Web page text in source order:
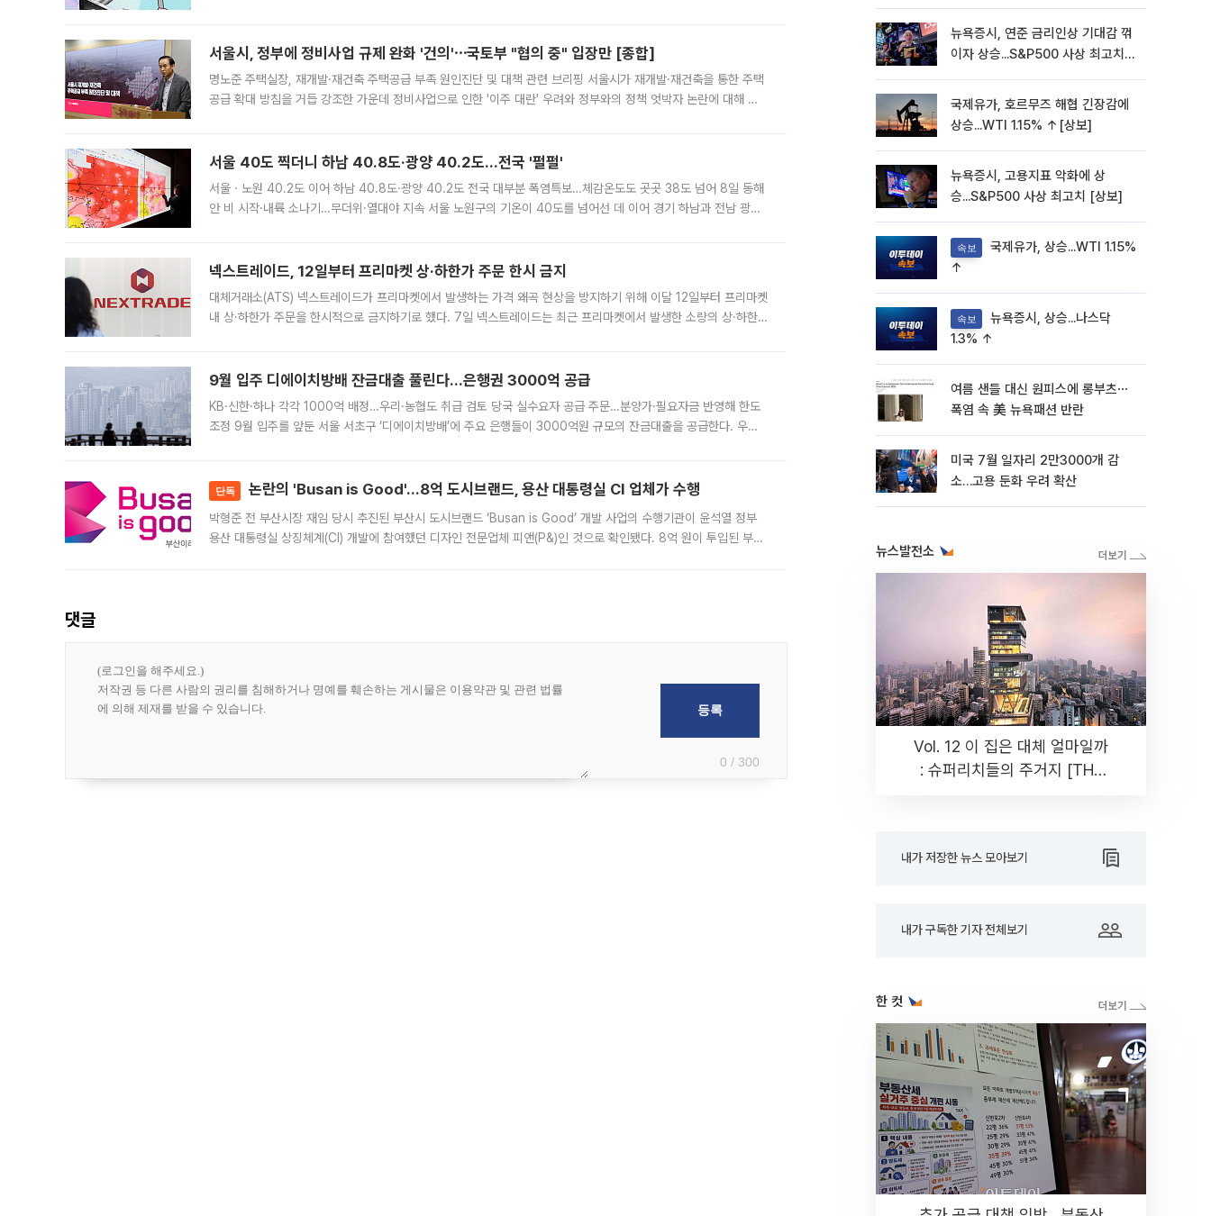
서울시, 정부에 정비사업 규제 완화 '건의'⋯국토부 "협의 중" 입장만 [종합]
명노준 주택실장, 재개발·재건축 주택공급 부족 원인진단 및 대책 관련 브리핑 서울시가 재개발·재건축을 통한 주택
공급 확대 방침을 거듭 강조한 가운데 정비사업으로 인한 '이주 대란' 우려와 정부와의 정책 엇박자 논란에 대해 정
서울 40도 찍더니 하남 40.8도·광양 40.2도…전국 '펄펄'
서울ㆍ노원 40.2도 이어 하남 40.8도·광양 40.2도 전국 대부분 폭염특보…체감온도도 곳곳 38도 넘어 8일 동해
안 비 시작·내륙 소나기…무더위·열대야 지속 서울 노원구의 기온이 40도를 넘어선 데 이어 경기 하남과 전남 광양
넥스트레이드, 12일부터 프리마켓 상·하한가 주문 한시 금지
대체거래소(ATS) 넥스트레이드가 프리마켓에서 발생하는 가격 왜곡 현상을 방지하기 위해 이달 12일부터 프리마켓
내 상·하한가 주문을 한시적으로 금지하기로 했다. 7일 넥스트레이드는 최근 프리마켓에서 발생한 소량의 상·하한
9월 입주 디에이치방배 잔금대출 풀린다…은행권 3000억 공급
KB·신한·하나 각각 1000억 배정…우리·농협도 취급 검토 당국 실수요자 공급 주문…분양가·필요자금 반영해 한도
조정 9월 입주를 앞둔 서울 서초구 ‘디에이치방배’에 주요 은행들이 3000억원 규모의 잔금대출을 공급한다. 우리
단독 논란의 'Busan is Good'…8억 도시브랜드, 용산 대통령실 CI 업체가 수행
박형준 전 부산시장 재임 당시 추진된 부산시 도시브랜드 ‘Busan is Good’ 개발 사업의 수행기관이 윤석열 정부
용산 대통령실 상징체계(CI) 개발에 참여했던 디자인 전문업체 피앤(P&)인 것으로 확인됐다. 8억 원이 투입된 부산
댓글
0 / 300
뉴욕증시, 연준 금리인상 기대감 꺾
이자 상승...S&P500 사상 최고치
국제유가, 호르무즈 해협 긴장감에
상승...WTI 1.15% ↑[상보]
뉴욕증시, 고용지표 악화에 상
승...S&P500 사상 최고치 [상보]
속보
↑
속보
1.3% ↑
여름 샌들 대신 원피스에 롱부츠⋯
폭염 속 美 뉴욕패션 반란
미국 7월 일자리 2만3000개 감
소…고용 둔화 우려 확산
뉴스발전소
Vol. 12 이 집은 대체 얼마일까
: 슈퍼리치들의 주거지 [THE
내가 저장한 뉴스 모아보기
내가 구독한 기자 전체보기
한 컷